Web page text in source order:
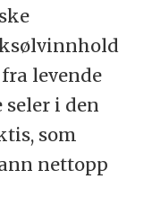
levende
seler i den
som
nettopp